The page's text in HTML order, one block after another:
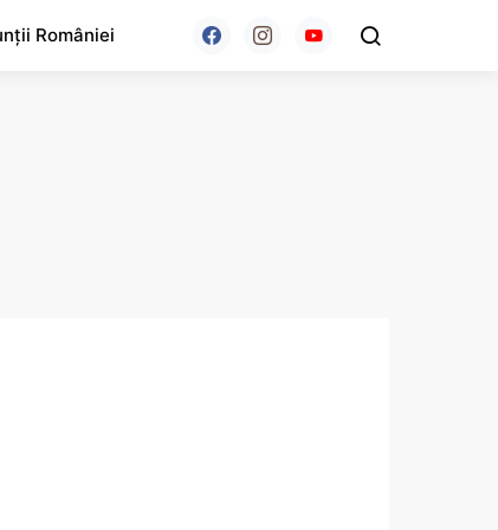
României